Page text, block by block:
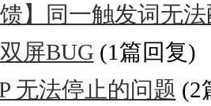
馈】同一触发词无
屏BUG (1篇回复)
无法停止的问题 (2